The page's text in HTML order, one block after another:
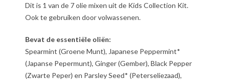
Dit is 1 van de 7 olie mixen uit de Kids Collection Kit.
Ook te gebruiken door volwassenen.
Bevat de essentiële oliën:
Spearmint (Groene Munt), Japanese Peppermint*
(Japanse Pepermunt), Ginger (Gember), Black Pepper
(Zwarte Peper) en Parsley Seed* (Peterseliezaad),